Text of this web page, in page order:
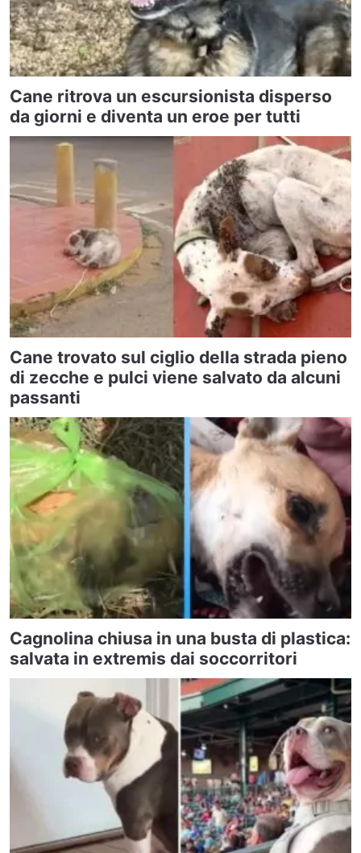
Cane ritrova un escursionista disperso
da giorni e diventa un eroe per tutti
Cane trovato sul ciglio della strada pieno
di zecche e pulci viene salvato da alcuni
passanti
Cagnolina chiusa in una busta di plastica:
salvata in extremis dai soccorritori